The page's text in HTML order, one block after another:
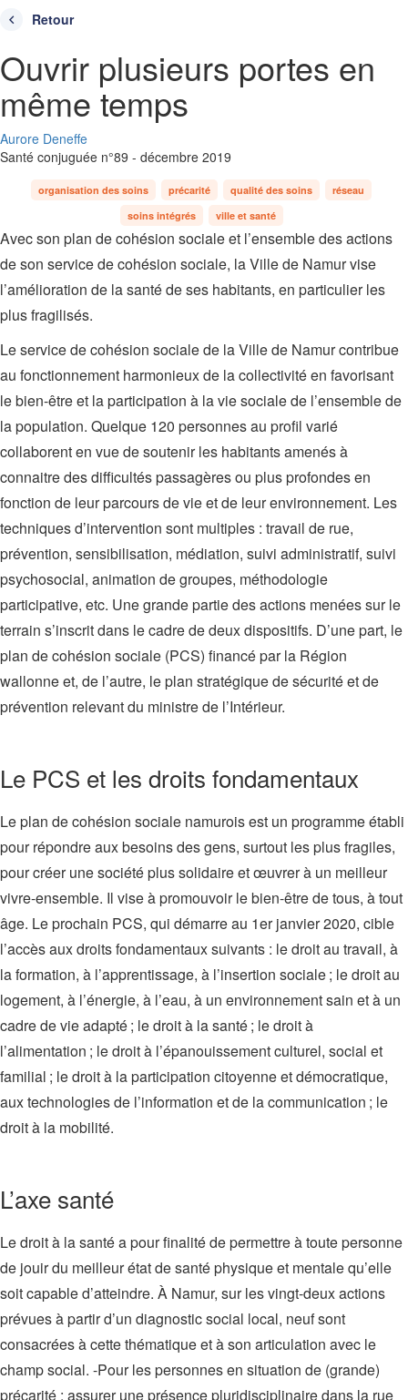
Retour
Ouvrir plusieurs portes en
même temps
Aurore Deneffe
Santé conjuguée n°89 - décembre 2019
organisation des soins précarité qualité des soins
réseau
soins intégrés
ville et santé
Avec son plan de cohésion sociale et l’ensemble des actions
de son service de cohésion sociale, la Ville de Namur vise
l’amélioration de la santé de ses habitants, en particulier les
plus fragilisés.
Le service de cohésion sociale de la Ville de Namur contribue
au fonctionnement harmonieux de la collectivité en favorisant
le bien-être et la participation à la vie sociale de l’ensemble de
la population. Quelque 120 personnes au profil varié
collaborent en vue de soutenir les habitants amenés à
connaitre des difficultés passagères ou plus profondes en
fonction de leur parcours de vie et de leur environnement. Les
techniques d’intervention sont multiples : travail de rue,
prévention, sensibilisation, médiation, suivi administratif, suivi
psychosocial, animation de groupes, méthodologie
participative, etc. Une grande partie des actions menées sur le
terrain s’inscrit dans le cadre de deux dispositifs. D’une part, le
plan de cohésion sociale (PCS) financé par la Région
wallonne et, de l’autre, le plan stratégique de sécurité et de
prévention relevant du ministre de l’Intérieur.
Le PCS et les droits fondamentaux
Le plan de cohésion sociale namurois est un programme établi
pour répondre aux besoins des gens, surtout les plus fragiles,
pour créer une société plus solidaire et œuvrer à un meilleur
vivre-ensemble. Il vise à promouvoir le bien-être de tous, à tout
âge. Le prochain PCS, qui démarre au 1er janvier 2020, cible
l’accès aux droits fondamentaux suivants : le droit au travail, à
la formation, à l’apprentissage, à l’insertion sociale ; le droit au
logement, à l’énergie, à l’eau, à un environnement sain et à un
cadre de vie adapté ; le droit à la santé ; le droit à
l’alimentation ; le droit à l’épanouissement culturel, social et
familial ; le droit à la participation citoyenne et démocratique,
aux technologies de l’information et de la communication ; le
droit à la mobilité.
L’axe santé
Le droit à la santé a pour finalité de permettre à toute personne
de jouir du meilleur état de santé physique et mentale qu’elle
soit capable d’atteindre. À Namur, sur les vingt-deux actions
prévues à partir d’un diagnostic social local, neuf sont
consacrées à cette thématique et à son articulation avec le
champ social. -Pour les personnes en situation de (grande)
précarité : assurer une présence pluridisciplinaire dans la rue